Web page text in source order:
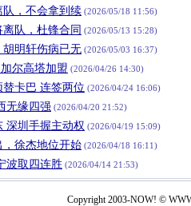
，不会拿到续 (2026/05/18 11:56)
队，杜锋合同 (2026/05/13 15:28)
明轩伤病已无 (2026/05/03 16:37)
尔高塔加盟 (2026/04/26 14:30)
卡巴 连签两位 (2026/04/24 16:06)
无缘四强 (2026/04/20 21:52)
深圳手握主动权 (2026/04/19 15:09)
徐杰地位开始 (2026/04/18 16:11)
波取四连胜 (2026/04/14 21:53)
Copyright 2003-NOW! ©